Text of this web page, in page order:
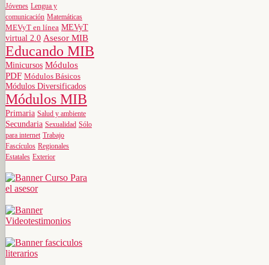
Jóvenes Lengua y
comunicación Matemáticas
MEVyT en línea MEVyT
virtual 2.0 Asesor MIB
Educando MIB
Minicursos Módulos
PDF Módulos Básicos
Módulos Diversificados
Módulos MIB
Primaria Salud y ambiente
Secundaria Sexualidad Sólo
para internet Trabajo
Fascículos Regionales
Estatales Exterior